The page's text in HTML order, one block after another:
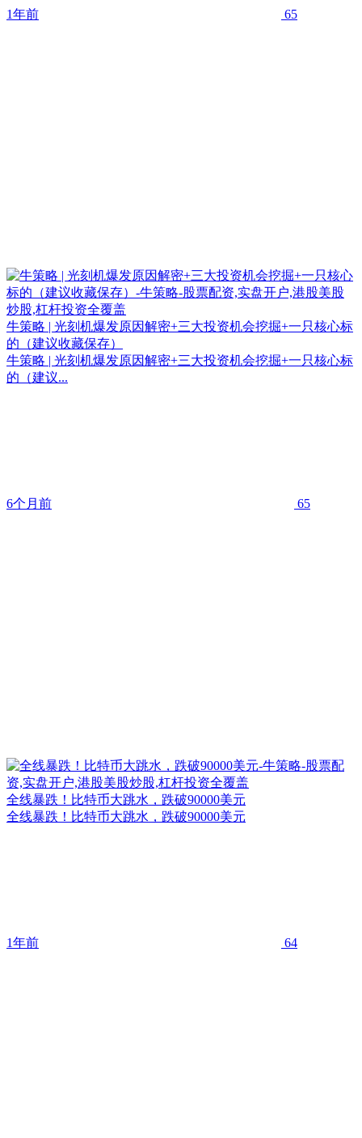
1年前 65
牛策略 | 光刻机爆发原因解密+三大投资机会挖掘+一只核心标
的（建议收藏保存）
牛策略 | 光刻机爆发原因解密+三大投资机会挖掘+一只核心标
的（建议...
6个月前 65
全线暴跌！比特币大跳水，跌破90000美元
全线暴跌！比特币大跳水，跌破90000美元
1年前 64